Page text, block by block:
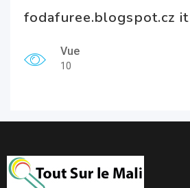
fodafuree.blogspot.cz
Vue
10